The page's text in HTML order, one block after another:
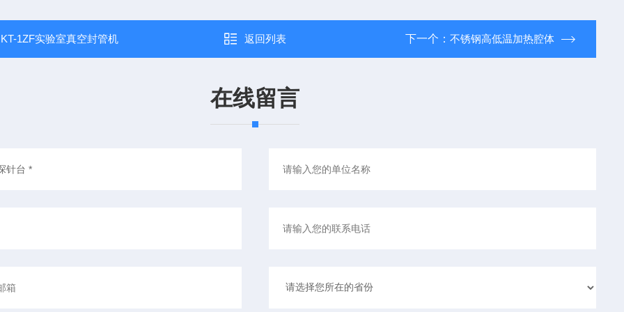
KT-1ZF实验室真空封管机 返回列表 下一个： 不锈钢高低温加热腔体
在线留言